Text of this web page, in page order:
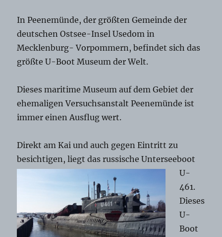
In Peenemünde, der größten Gemeinde der
deutschen Ostsee-InselUsedom in
Mecklenburg- Vorpommern, befindet sich das
größte U-Boot Museum der Welt.
Dieses maritime Museum auf dem Gebiet der
ehemaligen Versuchsanstalt Peenemünde ist
immer einen Ausflug wert.
Direkt am Kai und auch gegen Eintritt zu
besichtigen, liegt das russische Unterseeboot
U-
461.
Dieses
U-
Boot